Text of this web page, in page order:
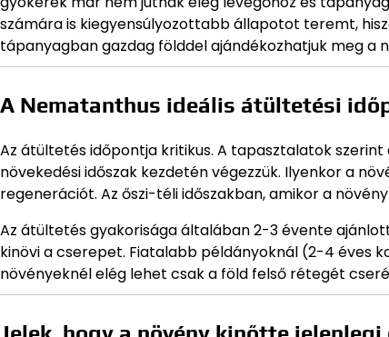
számára is kiegyensúlyozottabb állapotot teremt,
tápanyagban gazdag földdel ajándékozhatjuk meg a
A Nematanthus ideális átültetési
Az átültetés időpontja kritikus. A tapasztalatok
növekedési időszak kezdetén végezzük. Ilyenkor a
regenerációt. Az őszi-téli időszakban, amikor a
Az átültetés gyakorisága általában 2-3 évente
kinövi a cserepet. Fiatalabb példányoknál (2-4 éves
növényeknél elég lehet csak a föld felső rétegét